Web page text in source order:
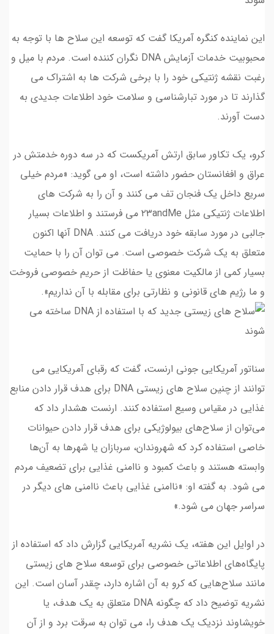
این نماینده کنگره آمریکا گفت که توسعه این سلاح ها با توجه به
محبوبیت خدمات آزمایش DNA نگران کننده است. مردم با میل و
رغبت نقشه ژنتیکی خود را با برخی شرکت ها به اشتراک می
گذارند تا در مورد تبارشناسی و سلامت خود اطلاعات جدیدی به
دست آورند.
کرو، یک تکاور سابق ارتش آمریکست که در سه دوره خدمتش در
عراق و افغانستان حضور داشته است، او می گوید: «مردم خیلی
سریع داخل یک فنجان تف می کنند و آن را به شرکت های
اطلاعات ژنتیکی مثل ۲۳andMe می فرستند و اطلاعات بسیار
جالبی در مورد سابقه خود دریافت می کنند. DNA آنها اکنون
متعلق به یک شرکت خصوصی است. می توان آن را با حمایت
بسیار کمی از مالکیت معنوی یا حفاظت از حریم خصوصی فروخت
و ما رژیم های قانونی و نظارتی برای مقابله با آن نداریم».
سناتور آمریکایی جونی ارنست، گفت که رقبای آمریکایی می
توانند از چنین سلاح های زیستی DNA برای هدف قرار دادن منابع
غذایی در مقیاس وسیع استفاده کنند. ارنست هشدار داد که
می‌توان از سلاح‌های بیولوژیکی برای هدف قرار دادن حیوانات
خاصی استفاده کرد که شهروندان، سربازان یا شهرها به آن‌ها
وابسته هستند و باعث کمبود و ناامنی غذایی برای تضعیف مردم
می شود. به گفته او: «ناامنی غذایی باعث ناامنی های دیگر در
سراسر جهان می شود.»
در اوایل این هفته، یک نشریه آمریکایی گزارش داد که استفاده از
پایگاه‌های اطلاعاتی خصوصی برای توسعه سلاح‌ های زیستی
مانند سلاح‌هایی که کرو به آن اشاره دارد، چقدر آسان است. این
نشریه توضیح داد که چگونه DNA متعلق به یک هدف، یا
خویشاوند نزدیک یک هدف را، می توان به سرقت برد و از آن